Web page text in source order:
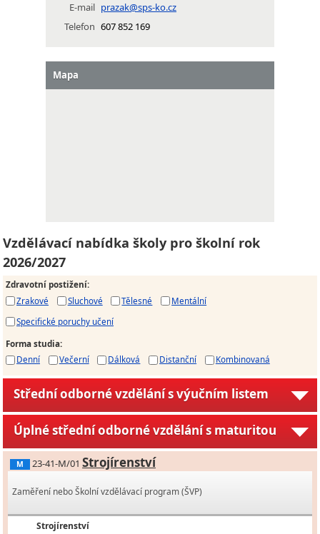
E-mail prazak@sps-ko.cz
Telefon 607 852 169
Mapa
Vzdělávací nabídka školy pro školní rok
2026/2027
Zdravotní postižení:
Zrakové
Sluchové Tělesné
Mentální
Specifické poruchy učení
Forma studia:
Denní
Večerní Dálková Distanční Kombinovaná
Střední odborné vzdělání s výučním listem
Úplné střední odborné vzdělání s maturitou
M 23-41-M/01 Strojírenství
Zaměření nebo Školní vzdělávací program (ŠVP)
Strojírenství